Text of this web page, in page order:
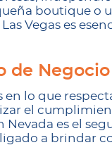
boutique o
Vegas es
de
lo que
el
Nevada es el
a brindar